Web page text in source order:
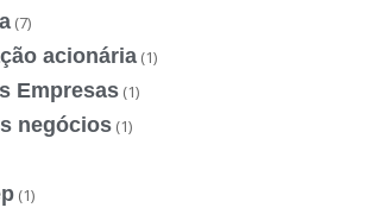
(7)
acionária (1)
Empresas (1)
negócios (1)
(1)